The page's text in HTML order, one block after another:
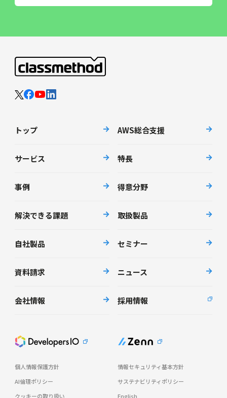
トップ AWS総合支援
サービス 特長
事例 得意分野
解決できる課題 取扱製品
自社製品 セミナー
資料請求 ニュース
会社情報 採用情報
個人情報保護方針
情報セキュリティ基本方針
AI倫理ポリシー
サステナビリティポリシー
クッキーの取り扱い
English